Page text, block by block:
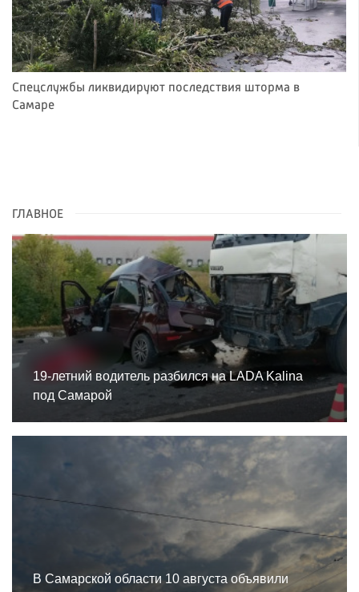
Спецслужбы ликвидируют последствия шторма в
Самаре
ГЛАВНОЕ
19-летний водитель разбился на LADA Kalina
под Самарой
В Самарской области 10 августа объявили